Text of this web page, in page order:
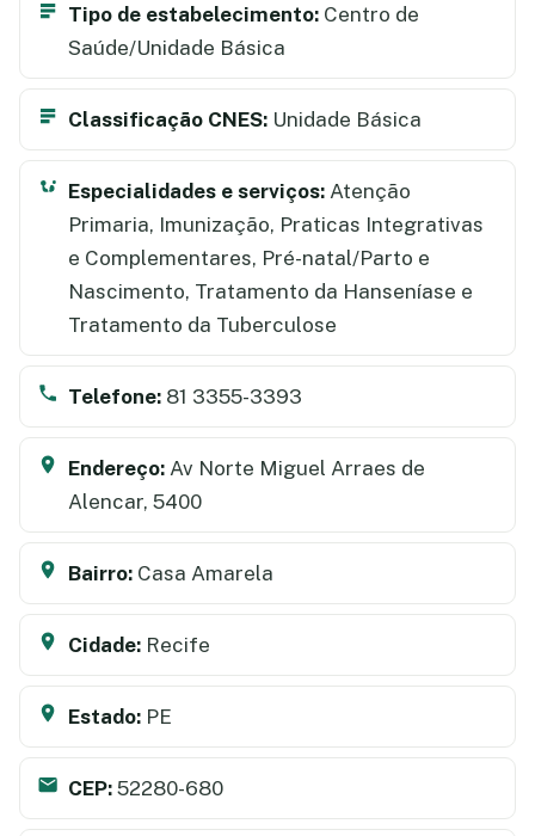
Tipo de estabelecimento: Centro de
Saúde/Unidade Básica
Classificação CNES: Unidade Básica
Especialidades e serviços: Atenção
Primaria, Imunização, Praticas Integrativas
e Complementares, Pré-natal/Parto e
Nascimento, Tratamento da Hanseníase e
Tratamento da Tuberculose
Telefone: 81 3355-3393
Endereço: Av Norte Miguel Arraes de
Alencar, 5400
Bairro: Casa Amarela
Cidade: Recife
Estado: PE
CEP: 52280-680